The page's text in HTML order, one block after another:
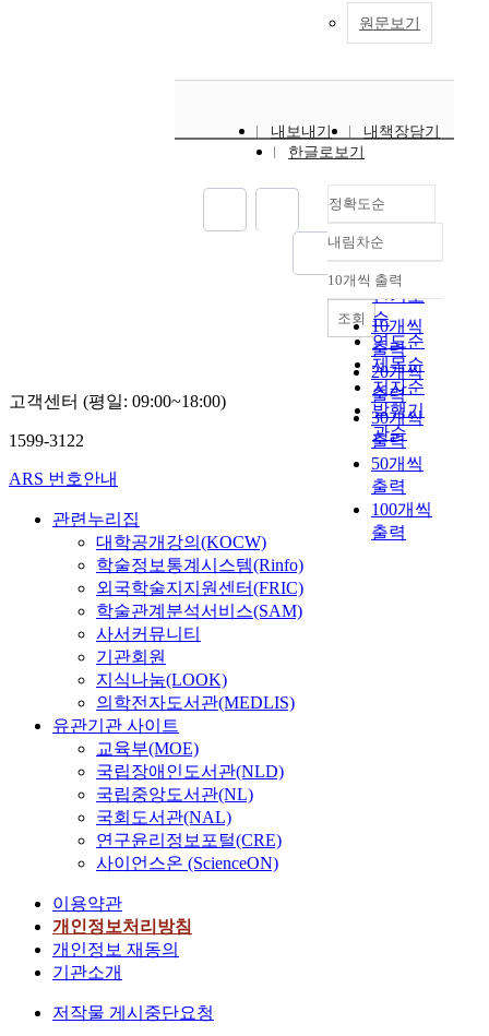
원문보기
내보내기
내책장담기
한글로보기
정확도순
정확도
순
인기도
순
연도순
제목순
저자순
발행기
관순
내림차순
내림차순
10개씩 출력
10개씩
출력
20개씩
출력
30개씩
출력
50개씩
출력
100개씩
출력
조회
고객센터 (평일: 09:00~18:00)
1599-3122
ARS 번호안내
관련누리집
대학공개강의(KOCW)
학술정보통계시스템(Rinfo)
외국학술지지원센터(FRIC)
학술관계분석서비스(SAM)
사서커뮤니티
기관회원
지식나눔(LOOK)
의학전자도서관(MEDLIS)
유관기관 사이트
교육부(MOE)
국립장애인도서관(NLD)
국립중앙도서관(NL)
국회도서관(NAL)
연구윤리정보포털(CRE)
사이언스온 (ScienceON)
이용약관
개인정보처리방침
개인정보 재동의
기관소개
저작물 게시중단요청